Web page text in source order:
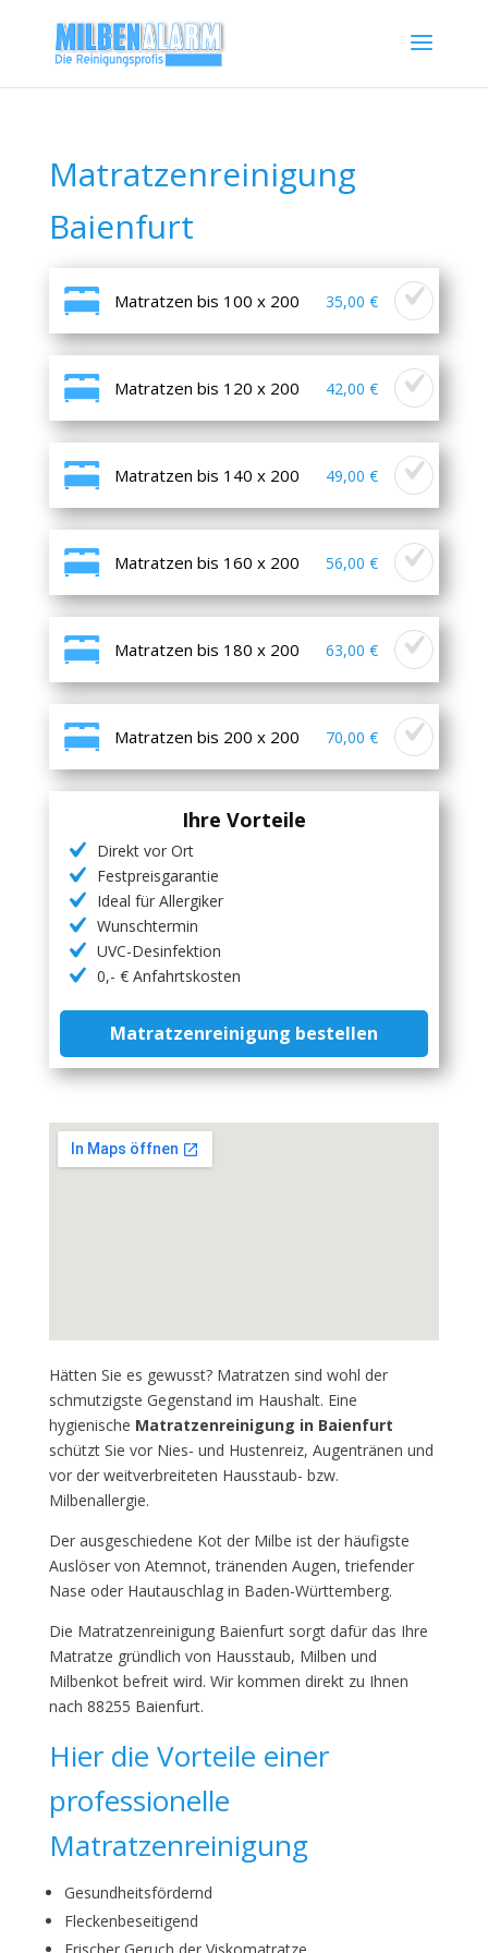
Matratzenreinigung
Baienfurt
Matratzen bis 100 x 200 35,00 €
Matratzen bis 120 x 200 42,00 €
Matratzen bis 140 x 200 49,00 €
Matratzen bis 160 x 200 56,00 €
Matratzen bis 180 x 200 63,00 €
Matratzen bis 200 x 200 70,00 €
Ihre Vorteile
Direkt vor Ort
Festpreisgarantie
Ideal für Allergiker
Wunschtermin
UVC-Desinfektion
0,- € Anfahrtskosten
Matratzenreinigung bestellen
Hätten Sie es gewusst? Matratzen sind wohl der
schmutzigste Gegenstand im Haushalt. Eine
hygienische Matratzenreinigung in Baienfurt
schützt Sie vor Nies- und Hustenreiz, Augentränen und
vor der weitverbreiteten Hausstaub- bzw.
Milbenallergie.
Der ausgeschiedene Kot der Milbe ist der häufigste
Auslöser von Atemnot, tränenden Augen, triefender
Nase oder Hautauschlag in Baden-Württemberg.
Die Matratzenreinigung Baienfurt sorgt dafür das Ihre
Matratze gründlich von Hausstaub, Milben und
Milbenkot befreit wird. Wir kommen direkt zu Ihnen
nach 88255 Baienfurt.
Hier die Vorteile einer
professionelle
Matratzenreinigung
Gesundheitsfördernd
Fleckenbeseitigend